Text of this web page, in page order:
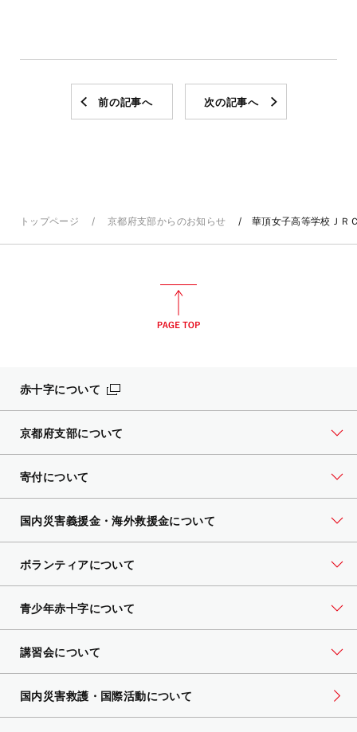
前の記事へ 次の記事へ
トップページ 京都府支部からのお知らせ 華頂女子高等学校ＪＲ
赤十字について
京都府支部について
寄付について
国内災害義援金・海外救援金について
ボランティアについて
青少年赤十字について
講習会について
国内災害救護・国際活動について